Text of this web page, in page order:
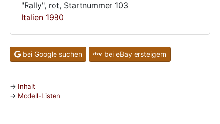
"Rally", rot, Startnummer 103
Italien 1980
bei Google suchen bei eBay ersteigern
Inhalt
Modell-Listen